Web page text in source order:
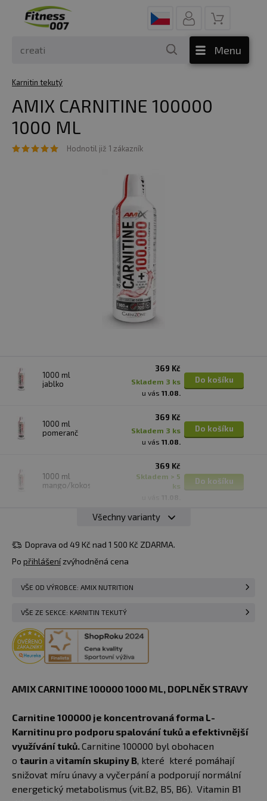
Menu
Karnitin tekutý
AMIX CARNITINE 100000
1000 ML
Hodnotil již 1 zákazník
1000 ml
jablko
369 Kč
skladem 3 ks
u vás 11.08.
Do košíku
1000 ml
pomeranč
369 Kč
skladem 3 ks
u vás 11.08.
Do košíku
1000 ml
mango/kokos
369 Kč
skladem > 5
ks
Do košíku
369 Kč
nedostupné
Všechny varianty
Doprava od 49 Kč nad 1 500 Kč ZDARMA.
Po přihlášenízvýhodněná cena
VŠE OD VÝROBCE: AMIX NUTRITION
VŠE ZE SEKCE: KARNITIN TEKUTÝ
AMIX CARNITINE 100000 1000 ML, DOPLNĚK STRAVY
Carnitine 100000 je koncentrovaná forma L-
Karnitinu pro podporu spalování tuků a efektivnější
využívání tuků.Carnitine 100000 byl obohacen
o taurin a vitamín skupiny B, které které pomáhají
snižovat míru únavy a vyčerpání a podporují normální
energetický metabolismus (vit.B2, B5, B6). Vitamin B1